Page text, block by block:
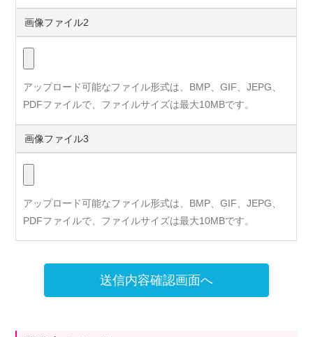
画像ファイル2
アップロード可能なファイル形式は、BMP、GIF、JEPG、
PDFファイルで、ファイルサイズは最大10MBです。
画像ファイル3
アップロード可能なファイル形式は、BMP、GIF、JEPG、
PDFファイルで、ファイルサイズは最大10MBです。
送信内容確認画面へ